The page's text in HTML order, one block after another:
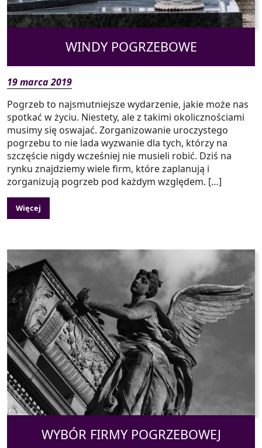
WINDY POGRZEBOWE
19 marca 2019
Pogrzeb to najsmutniejsze wydarzenie, jakie może nas
spotkać w życiu. Niestety, ale z takimi okolicznościami
musimy się oswajać. Zorganizowanie uroczystego
pogrzebu to nie lada wyzwanie dla tych, którzy na
szczęście nigdy wcześniej nie musieli robić. Dziś na
rynku znajdziemy wiele firm, które zaplanują i
zorganizują pogrzeb pod każdym względem. […]
Więcej
WYBÓR FIRMY POGRZEBOWEJ